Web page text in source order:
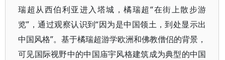
瑞超从西伯利亚进入塔城，橘瑞超“在街上散步游
览”，通过观察认识到“因为是中国领土，到处显示出
中国风格”。基于橘瑞超游学欧洲和佛教僧侣的背景，
可见国际视野中的中国庙宇风格建筑成为典型的中国